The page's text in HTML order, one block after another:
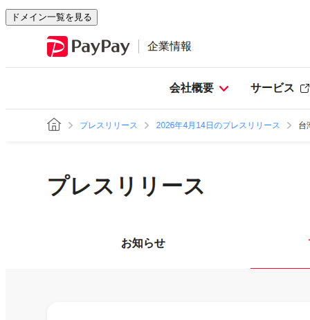
ドメイン一覧を見る